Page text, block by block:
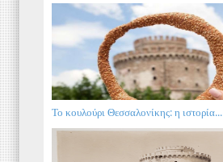
Το κουλούρι Θεσσαλονίκης: η ιστορία...